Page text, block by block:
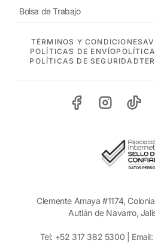
Bolsa de Trabajo
TÉRMINOS Y CONDICIONES
POLÍTICAS DE ENVÍO
POLÍTICAS DE SEGURIDAD
Clemente Amaya #1174,
Autlán de Navarro,
Tel: +52 317 382 5300 | Email: